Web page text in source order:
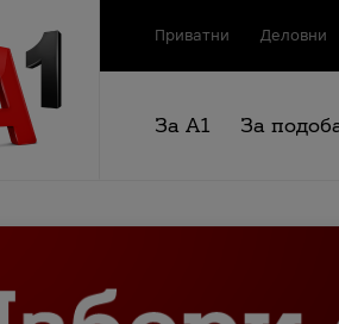
Приватни Деловни
За А1 За